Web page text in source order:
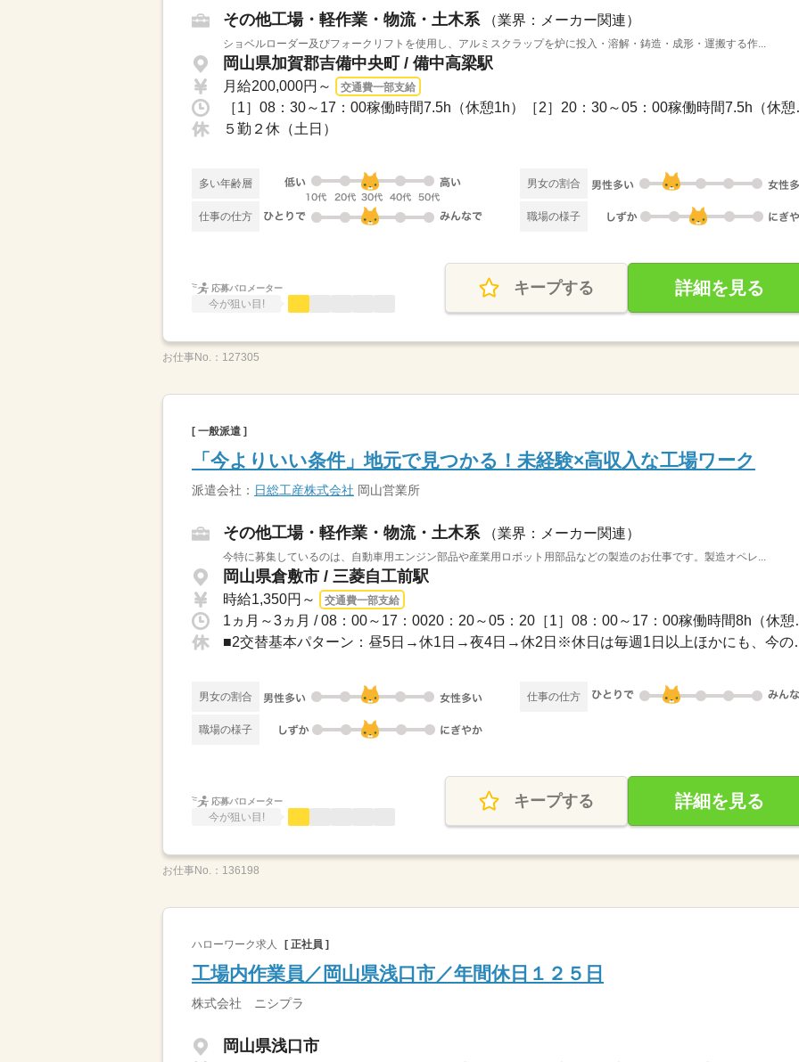
その他工場・軽作業・物流・土木系 （業界：メーカー関連）
ショベルローダー及びフォークリフトを使用し、アルミスクラップを炉に投入・溶解・鋳造・成形・運搬する作...
岡山県加賀郡吉備中央町 / 備中高梁駅
月給200,000円～ 交通費一部支給
［1］08
５勤２休（土日）
多い年齢層 男女の割合
仕事の仕方 職場の様子
応募バロメーター
今が狙い目!
キープする 詳細を見る
お仕事No.： 127305
[ 一般派遣 ]
「今よりいい条件」地元で見つかる！未経験×高収入な工場ワーク
派遣会社： 日総工産株式会社 岡山営業所
その他工場・軽作業・物流・土木系 （業界：メーカー関連）
今特に募集しているのは、自動車用エンジン部品や産業用ロボット用部品などの製造のお仕事です。製造オペレ...
岡山県倉敷市 / 三菱自工前駅
時給1,350円～ 交通費一部支給
1ヵ月～3ヵ
■2交替基本パタ
男女の割合 仕事の仕方
職場の様子
応募バロメーター
今が狙い目!
キープする 詳細を見る
お仕事No.： 136198
ハローワーク求人 [ 正社員 ]
工場内作業員／岡山県浅口市／年間休日１２５日
株式会社 ニシプラ
岡山県浅口市